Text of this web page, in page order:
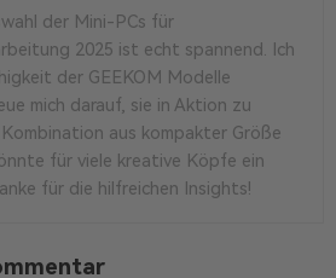
der Mini-PCs für
2025 ist echt spannend. Ich
der GEEKOM Modelle
mich darauf, sie in Aktion zu
aus kompakter Größe
für viele kreative Köpfe ein
für die hilfreichen Insights!